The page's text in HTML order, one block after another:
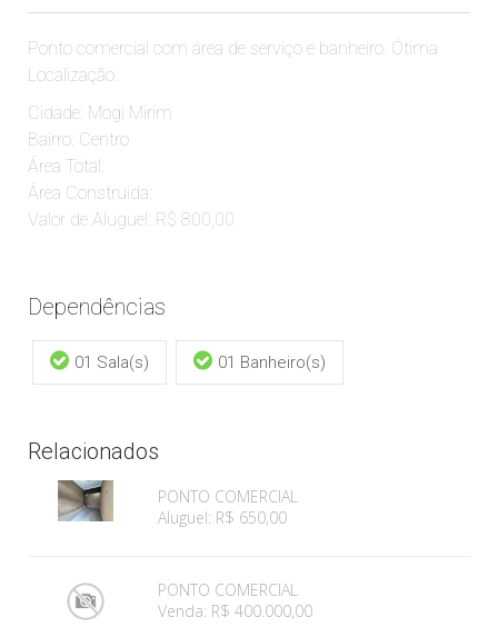
Ponto comercial com área de serviço e banheiro. Ótima
Localização.
Cidade: Mogi Mirim
Bairro: Centro
Área Total:
Área Construida:
Valor de Aluguel: R$ 800,00
Dependências
01 Sala(s) 01 Banheiro(s)
Relacionados
PONTO COMERCIAL
Aluguel: R$ 650,00
PONTO COMERCIAL
Venda: R$ 400.000,00